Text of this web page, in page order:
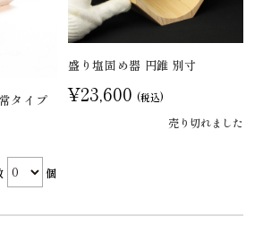
タイプ
個
盛り塩固め器 円錐 別寸
¥23,600 (税込)
売り切れました